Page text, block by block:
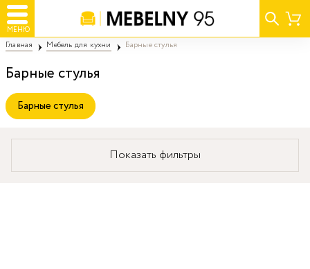
МЕНЮ
Главная Мебель для кухни Барные стулья
Барные стулья
Барные стулья
Показать фильтры